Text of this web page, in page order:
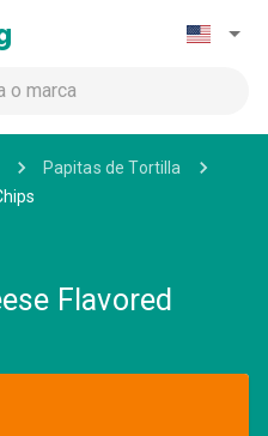
Papitas de Tortilla
Flavored